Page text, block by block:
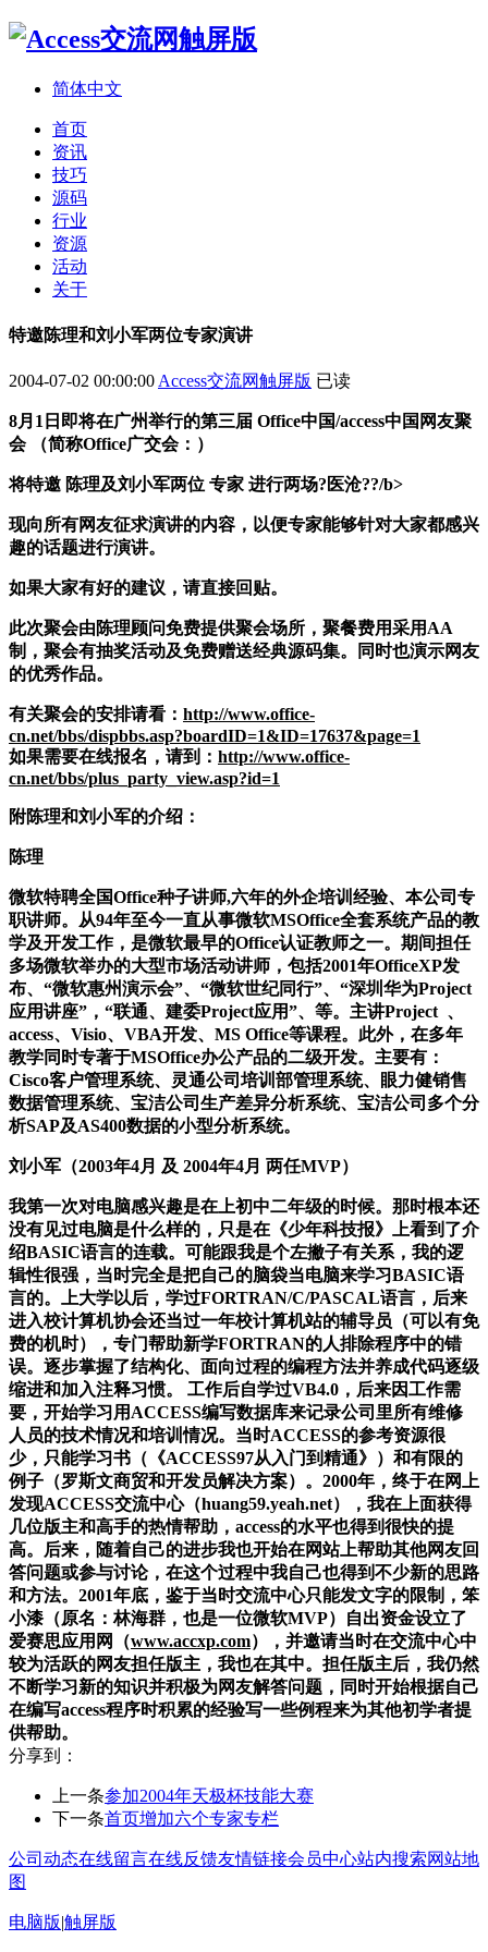
简体中文
首页
资讯
技巧
源码
行业
资源
活动
关于
特邀陈理和刘小军两位专家演讲
2004-07-02 00:00:00 Access交流网触屏版 已读
8月1日即将在广州举行的第三届 Office中国/access中国网友聚
会 （简称Office广交会：）
将特邀 陈理及刘小军两位 专家 进行两场?医沧??/b>
现向所有网友征求演讲的内容，以便专家能够针对大家都感兴
趣的话题进行演讲。
如果大家有好的建议，请直接回贴。
此次聚会由陈理顾问免费提供聚会场所，聚餐费用采用AA
制，聚会有抽奖活动及免费赠送经典源码集。同时也演示网友
的优秀作品。
有关聚会的安排请看： http://www.office-
cn.net/bbs/dispbbs.asp?boardID=1&ID=17637&page=1
如果需要在线报名，请到： http://www.office-
cn.net/bbs/plus_party_view.asp?id=1
附陈理和刘小军的介绍：
陈理
微软特聘全国Office种子讲师,六年的外企培训经验、本公司专
职讲师。从94年至今一直从事微软MSOffice全套系统产品的教
学及开发工作，是微软最早的Office认证教师之一。期间担任
多场微软举办的大型市场活动讲师，包括2001年OfficeXP发
布、“微软惠州演示会”、“微软世纪同行”、“深圳华为Project
应用讲座”，“联通、建委Project应用”、等。主讲Project 、
access、Visio、VBA开发、MS Office等课程。此外，在多年
教学同时专著于MSOffice办公产品的二级开发。主要有：
Cisco客户管理系统、灵通公司培训部管理系统、眼力健销售
数据管理系统、宝洁公司生产差异分析系统、宝洁公司多个分
析SAP及AS400数据的小型分析系统。
刘小军 （2003年4月 及 2004年4月 两任MVP）
我第一次对电脑感兴趣是在上初中二年级的时候。那时根本还
没有见过电脑是什么样的，只是在《少年科技报》上看到了介
绍BASIC语言的连载。可能跟我是个左撇子有关系，我的逻
辑性很强，当时完全是把自己的脑袋当电脑来学习BASIC语
言的。上大学以后，学过FORTRAN/C/PASCAL语言，后来
进入校计算机协会还当过一年校计算机站的辅导员（可以有免
费的机时），专门帮助新学FORTRAN的人排除程序中的错
误。逐步掌握了结构化、面向过程的编程方法并养成代码逐级
缩进和加入注释习惯。 工作后自学过VB4.0，后来因工作需
要，开始学习用ACCESS编写数据库来记录公司里所有维修
人员的技术情况和培训情况。当时ACCESS的参考资源很
少，只能学习书（《ACCESS97从入门到精通》）和有限的
例子（罗斯文商贸和开发员解决方案）。2000年，终于在网上
发现ACCESS交流中心（huang59.yeah.net），我在上面获得
几位版主和高手的热情帮助，access的水平也得到很快的提
高。后来，随着自己的进步我也开始在网站上帮助其他网友回
答问题或参与讨论，在这个过程中我自己也得到不少新的思路
和方法。2001年底，鉴于当时交流中心只能发文字的限制，笨
小漆（原名：林海群，也是一位微软MVP）自出资金设立了
爱赛思应用网（www.accxp.com），并邀请当时在交流中心中
较为活跃的网友担任版主，我也在其中。担任版主后，我仍然
不断学习新的知识并积极为网友解答问题，同时开始根据自己
在编写access程序时积累的经验写一些例程来为其他初学者提
供帮助。
分享到：
上一条参加2004年天极杯技能大赛
下一条首页增加六个专家专栏
公司动态在线留言在线反馈友情链接会员中心站内搜索网站地
图
电脑版|触屏版